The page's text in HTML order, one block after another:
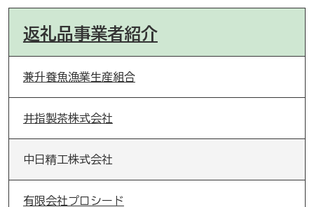
返礼品事業者紹介
兼升養魚漁業生産組合
井指製茶株式会社
中日精工株式会社
有限会社プロシード